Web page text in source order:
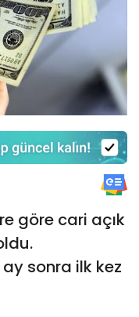
göre cari açık
ay sonra ilk kez